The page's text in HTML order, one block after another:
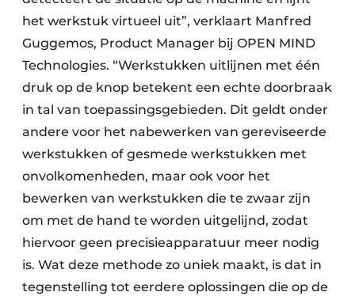
het werkstuk virtueel uit”, verklaart Manfred
Guggemos, Product Manager bij OPEN MIND
Technologies. “Werkstukken uitlijnen met één
druk op de knop betekent een echte doorbraak
in tal van toepassingsgebieden. Dit geldt onder
andere voor het nabewerken van gereviseerde
werkstukken of gesmede werkstukken met
onvolkomenheden, maar ook voor het
bewerken van werkstukken die te zwaar zijn
om met de hand te worden uitgelijnd, zodat
hiervoor geen precisieapparatuur meer nodig
is. Wat deze methode zo uniek maakt, is dat in
tegenstelling tot eerdere oplossingen die op de